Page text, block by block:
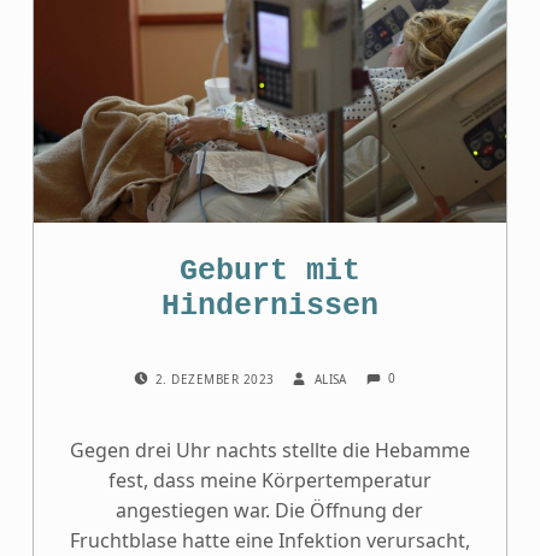
Geburt mit
Hindernissen
2. DEZEMBER 2023 ALISA 0
Gegen drei Uhr nachts stellte die Hebamme
fest, dass meine Körpertemperatur
angestiegen war. Die Öffnung der
Fruchtblase hatte eine Infektion verursacht,